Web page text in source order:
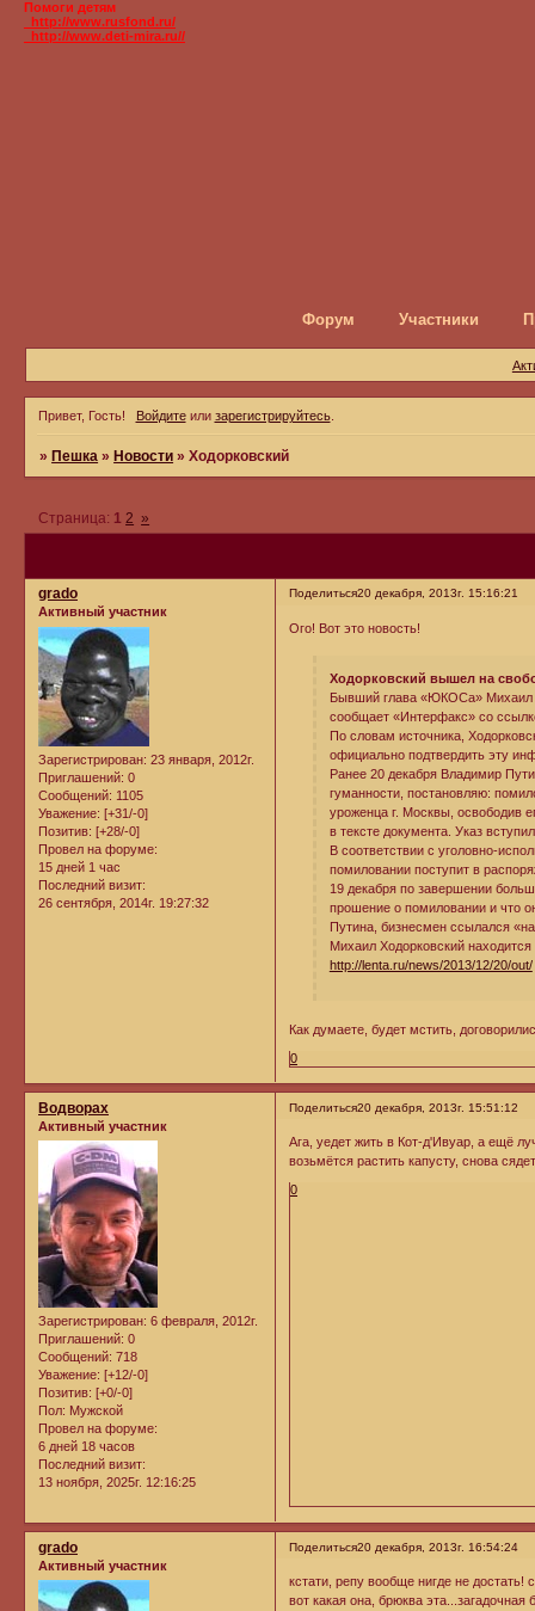
Помоги детям
_http://www.rusfond.ru/
_http://www.deti-mira.ru//
Форум Участники
Привет, Гость! Войдитеили зарегистрируйтесь.
» Пешка » Новости »Ходорковский
Страница: 1 2 »
Поделиться20 декабря, 2013г. 15:16:21
grado
Активный участник
Зарегистрирован: 23 января, 2012г.
Приглашений: 0
Сообщений: 1105
Уважение: [+31/-0]
Позитив: [+28/-0]
Провел на форуме:
15 дней 1 час
Последний визит:
26 сентября, 2014г. 19:27:32
Ого! Вот это новость!
Ходорковский вышел на
Бывший глава «ЮКОСа» Михаил
сообщает «Интерфакс» со
По словам источника,
официально подтвердить эту
Ранее 20 декабря Владимир
гуманности, постановляю:
уроженца г. Москвы, освободив
в тексте документа. Указ
В соответствии с уголовно-
помиловании поступит в
19 декабря по завершении
прошение о помиловании и что
Путина, бизнесмен ссылался
Михаил Ходорковский
http://lenta.ru/news/2013/12/20/out/
Как думаете, будет мстить,
0
Поделиться20 декабря, 2013г. 15:51:12
Водворах
Активный участник
Зарегистрирован: 6 февраля, 2012г.
Приглашений: 0
Сообщений: 718
Уважение: [+12/-0]
Позитив: [+0/-0]
Пол: Мужской
Провел на форуме:
6 дней 18 часов
Последний визит:
13 ноября, 2025г. 12:16:25
Ага, уедет жить в Кот-д'Ивуар, а ещё
возьмётся растить капусту, снова
0
Поделиться20 декабря, 2013г. 16:54:24
grado
Активный участник
кстати, репу вообще нигде не
вот какая она, брюква эта...загадочная